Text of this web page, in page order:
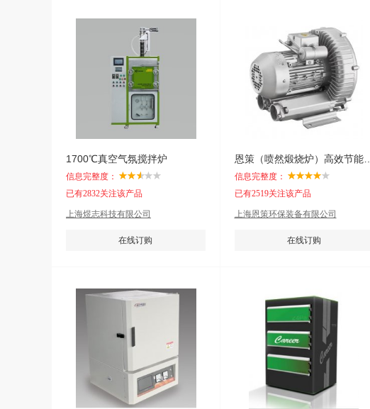
1700℃真空气氛搅拌炉
信息完整度：
已有2832关注该产品
上海煜志科技有限公司
在线订购
恩策（喷然煅烧炉）高效节能鼓风机
信息完整度：
已有2519关注该产品
上海恩策环保装备有限公司
在线订购